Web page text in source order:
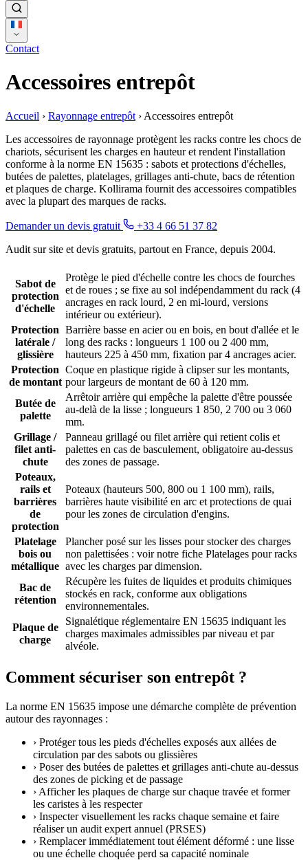
Contact
Accessoires entrepôt
Accueil › Rayonnage entrepôt › Accessoires entrepôt
Les accessoires de rayonnage protègent les racks contre les chocs de
chariots, sécurisent les charges en hauteur et rendent l'installation
conforme à la norme EN 15635 : sabots et protections d'échelles,
butées de palettes, platelages, grillages anti-chute, bacs de rétention
et plaques de charge. Kollirama fournit des accessoires compatibles
avec la plupart des marques de racks.
Demander un devis gratuit
+33 4 66 51 37 82
Audit sur site et devis gratuits, partout en France, depuis 2004.
Sabot de
protection
d'échelle
Protège le pied d'échelle contre les chocs de fourches
et de roues ; se fixe au sol indépendamment du rack (4
ancrages en rack lourd, 2 en mi-lourd, versions
intérieur ou extérieur).
Protection
latérale /
glissière
Barrière basse en acier ou en bois, en bout d'allée et le
long des racks : longueurs 1 100 ou 2 400 mm,
hauteurs 225 à 450 mm, fixation par 4 ancrages acier.
Protection
de montant
Coque en plastique rigide à clipser sur les montants,
pour largeurs de montant de 60 à 120 mm.
Butée de
palette
Arrêtoir arrière qui empêche la palette d'être poussée
au-delà de la lisse ; longueurs 1 850, 2 700 ou 3 060
mm.
Grillage /
filet anti-
chute
Panneau grillagé ou filet arrière qui retient colis et
palettes en cas de basculement, obligatoire au-dessus
des zones de passage.
Poteaux,
rails et
barrières
de
protection
Poteaux (hauteurs 500, 800 ou 1 100 mm), rails,
barrières haute visibilité en arc et protections de quai
pour les zones de circulation d'engins.
Platelage
bois ou
métallique
Plancher posé sur les lisses pour stocker des charges
non palettisées : voir notre fiche Platelages pour racks
avec les charges par dimension.
Bac de
rétention
Récupère les fuites de liquides et produits chimiques
stockés en rack, conforme aux obligations
environnementales.
Plaque de
charge
Signalétique réglementaire EN 15635 indiquant les
charges maximales admissibles par niveau et par
alvéole.
Comment sécuriser son entrepôt ?
La norme EN 15635 impose une démarche complète de prévention
autour des rayonnages :
› Protéger tous les pieds d'échelles exposés aux allées de
circulation par des sabots ou glissières
› Poser des butées de palettes et grillages anti-chute au-dessus
des zones de picking et de passage
› Afficher les plaques de charge sur chaque travée et former
les caristes à les respecter
› Inspecter visuellement les racks chaque semaine et faire
réaliser un audit expert annuel (PRSES)
› Remplacer immédiatement tout élément déformé : une lisse
ou une échelle choquée perd sa capacité nominale